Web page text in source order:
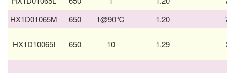
HX1D01065M
650 1@90℃ 1.20
HX1D10065I 650 10 1.29